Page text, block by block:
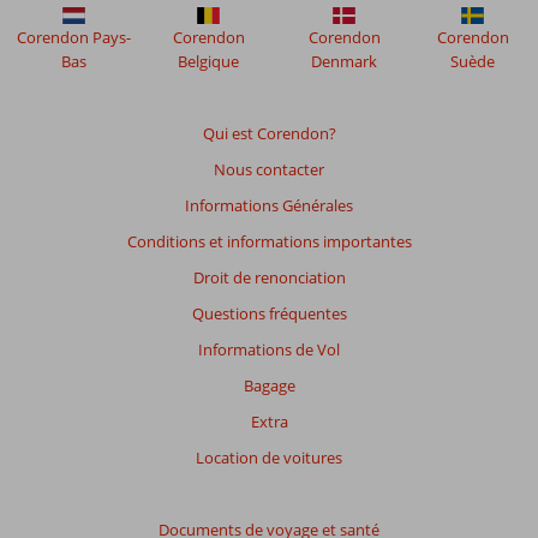
présentés.
En
savoir
Qui est Corendon?
Nous contacter
Informations Générales
Conditions et informations importantes
Droit de renonciation
Questions fréquentes
Informations de Vol
Bagage
Extra
Location de voitures
Documents de voyage et santé
Corendon Pays-
Bas
Corendon
Belgique
Corendon
Denmark
Corendon
Suède